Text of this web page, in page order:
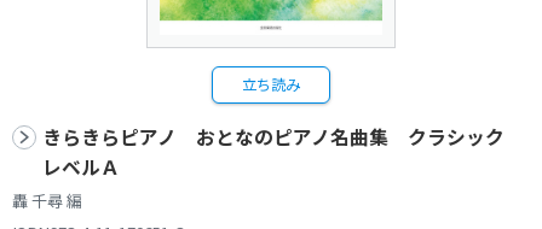
立ち読み
きらきらピアノ おとなのピアノ名曲集 クラシック
レベルＡ
轟 千尋 編